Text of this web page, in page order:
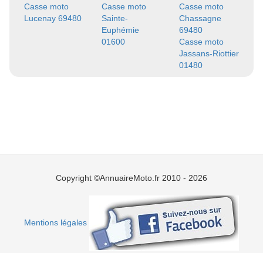
Casse moto
Lucenay 69480
Casse moto
Sainte-
Euphémie
01600
Casse moto
Chassagne
69480
Casse moto
Jassans-Riottier
01480
Copyright ©AnnuaireMoto.fr 2010 - 2026
Mentions légales